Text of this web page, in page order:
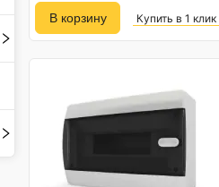
Купить в 1 клик